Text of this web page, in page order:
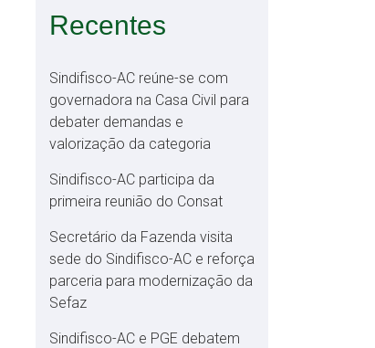
Recentes
Sindifisco-AC reúne-se com
governadora na Casa Civil para
debater demandas e
valorização da categoria
Sindifisco-AC participa da
primeira reunião do Consat
Secretário da Fazenda visita
sede do Sindifisco-AC e reforça
parceria para modernização da
Sefaz
Sindifisco-AC e PGE debatem